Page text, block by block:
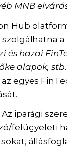
MNB
Hub
a
és hazai
alapok,
egyes
Az iparági
felügyeleti